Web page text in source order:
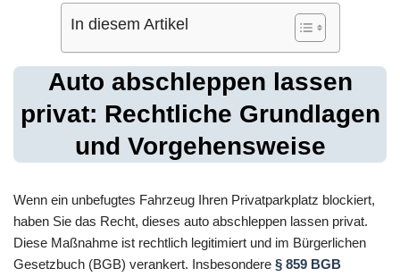
In diesem Artikel
Auto abschleppen lassen
privat: Rechtliche Grundlagen
und Vorgehensweise
Wenn ein unbefugtes Fahrzeug Ihren Privatparkplatz blockiert,
haben Sie das Recht, dieses auto abschleppen lassen privat.
Diese Maßnahme ist rechtlich legitimiert und im Bürgerlichen
Gesetzbuch (BGB) verankert. Insbesondere § 859 BGB